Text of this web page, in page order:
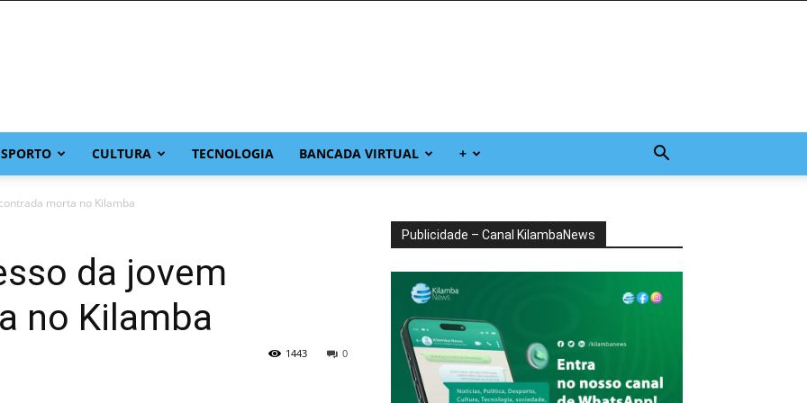
CULTURA TECNOLOGIA BANCADA VIRTUAL +
morta no Kilamba
da jovem
no Kilamba
0
1443
Publicidade – Canal KilambaNews